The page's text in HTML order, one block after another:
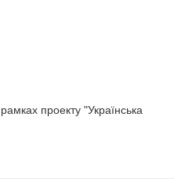
проекту "Українська